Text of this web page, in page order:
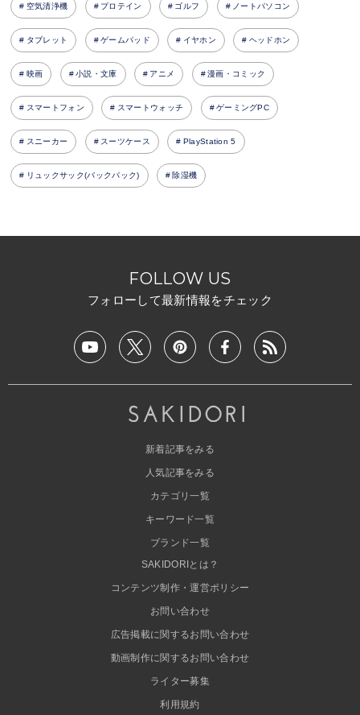
空気清浄機 プロテイン ゴルフ ノートパソコン
タブレット ゲームパッド イヤホン ヘッドホン
映画 小説・文庫 アニメ 漫画・コミック
スマートフォン スマートウォッチ ゲーミングPC
スニーカー スーツケース PlayStation 5
リュックサック(バックパック) 除湿機
FOLLOW US
フォローして最新情報をチェック
新着記事をみる
人気記事をみる
カテゴリ一覧
キーワード一覧
ブランド一覧
SAKIDORIとは？
コンテンツ制作・運営ポリシー
お問い合わせ
広告掲載に関するお問い合わせ
動画制作に関するお問い合わせ
ライター募集
利用規約